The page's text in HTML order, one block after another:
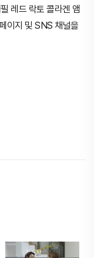
레드 락토 콜라겐 앰
이지 및 SNS 채널을